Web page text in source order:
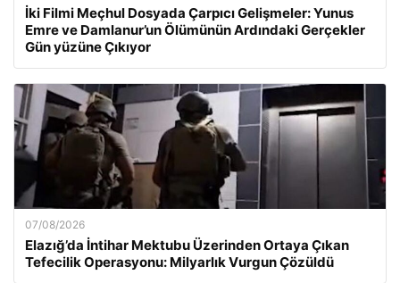
İki Filmi Meçhul Dosyada Çarpıcı Gelişmeler: Yunus
Emre ve Damlanur’un Ölümünün Ardındaki Gerçekler
Gün yüzüne Çıkıyor
07/08/2026
Elazığ’da İntihar Mektubu Üzerinden Ortaya Çıkan
Tefecilik Operasyonu: Milyarlık Vurgun Çözüldü